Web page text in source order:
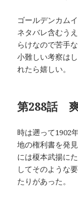
ゴールデンカム
ネタバレ含むう
らけなので苦手
小難しい考察は
れたら嬉しい。
第288話
時は遡って1902
地の権利書を発
には榎本武揚に
してそのような
たりがあった。